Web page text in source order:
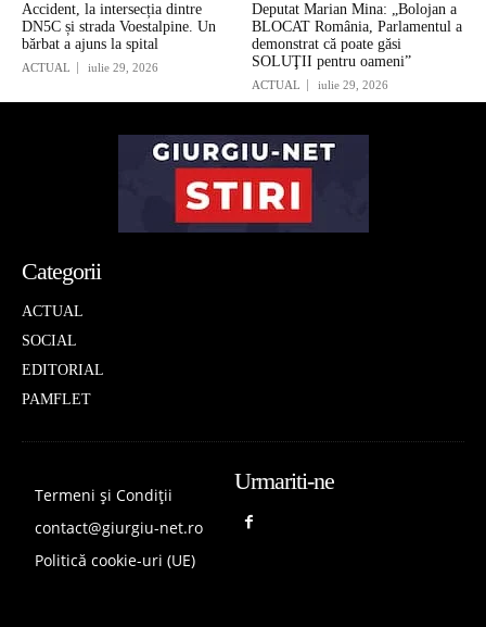
Accident, la intersecția dintre
DN5C și strada Voestalpine. Un
bărbat a ajuns la spital
ACTUAL iulie 29, 2026
Deputat Marian Mina: „Bolojan a
BLOCAT România, Parlamentul a
demonstrat că poate găsi
SOLUŢII pentru oameni”
ACTUAL iulie 29, 2026
Categorii
ACTUAL
SOCIAL
EDITORIAL
PAMFLET
Termeni și Condiții
contact@giurgiu-net.ro
Politică cookie-uri (UE)
Urmariti-ne